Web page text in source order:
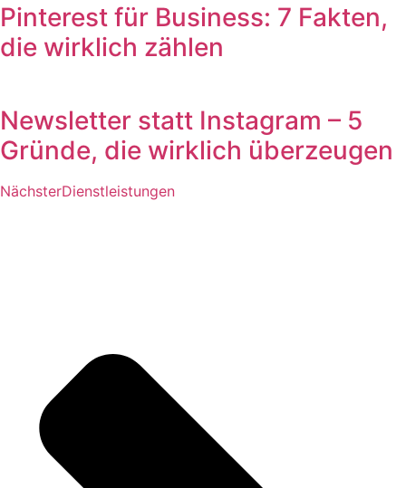
Pinterest für Business: 7 Fakten,
die wirklich zählen
Newsletter statt Instagram – 5
Gründe, die wirklich überzeugen
NächsterDienstleistungen